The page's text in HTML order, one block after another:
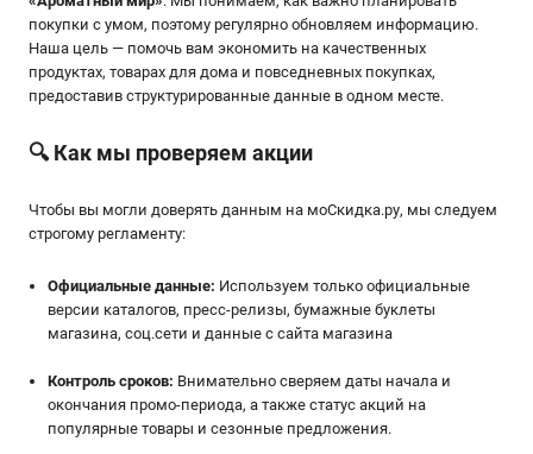
покупки с умом, поэтому регулярно обновляем информацию.
Наша цель — помочь вам экономить на качественных
продуктах, товарах для дома и повседневных покупках,
предоставив структурированные данные в одном месте.
🔍 Как мы проверяем акции
Чтобы вы могли доверять данным на мoСкидка.ру, мы следуем
строгому регламенту:
Официальные данные: Используем только официальные
версии каталогов, пресс-релизы, бумажные буклеты
магазина, соц.сети и данные с сайта магазина
Контроль сроков: Внимательно сверяем даты начала и
окончания промо-периода, а также статус акций на
популярные товары и сезонные предложения.